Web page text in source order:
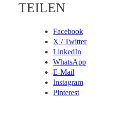
TEILEN
Facebook
X / Twitter
LinkedIn
WhatsApp
E-Mail
Instagram
Pinterest